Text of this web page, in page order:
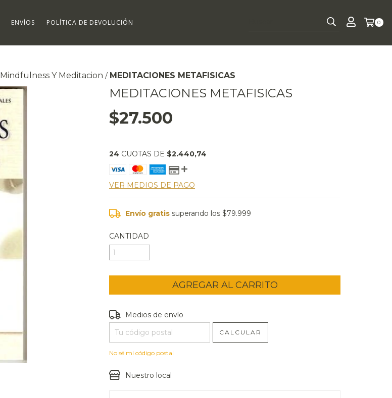
ENVÍOS POLÍTICA DE DEVOLUCIÓN 0
Mindfulness Y Meditacion / MEDITACIONES METAFISICAS
MEDITACIONES METAFISICAS
$27.500
24 CUOTAS DE $2.440,74
VER MEDIOS DE PAGO
Envío gratis superando los$79.999
CANTIDAD
Entregas para el CP:
Medios de envío
CALCULAR
No sé mi código postal
Nuestro local